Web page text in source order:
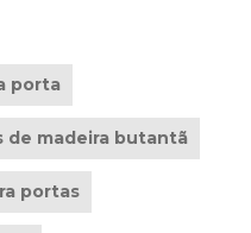
porta
de madeira butantã
portas